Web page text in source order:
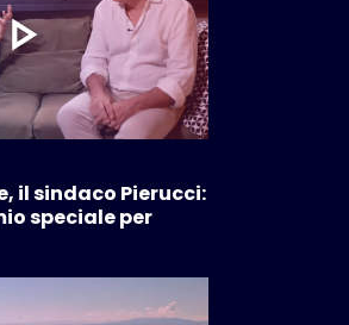
il sindaco Pierucci:
speciale per